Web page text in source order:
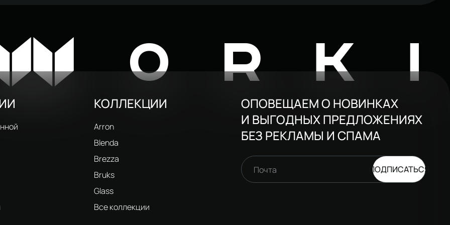
КОЛЛЕКЦИИ
Arron
Blenda
Brezza
Bruks
Glass
Все коллекции
ОПОВЕЩАЕМ О НОВИНКАХ
И ВЫГОДНЫХ ПРЕДЛОЖЕНИЯХ
БЕЗ РЕКЛАМЫ И СПАМА
Почта ПОДПИСАТЬСЯ